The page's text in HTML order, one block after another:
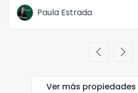
Paula Estrada
chevron_left chevron_right
Ver más propiedades